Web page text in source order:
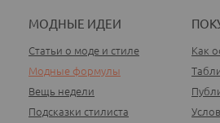
Как
МОДНЫЕ ИДЕИ
Статьи о моде и стиле
Модные формулы
Вещь недели
Подсказки стилиста